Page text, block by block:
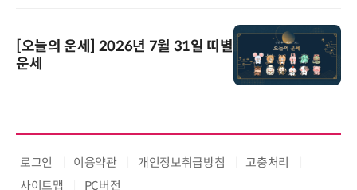
[오늘의 운세] 2026년 7월 31일 띠별
운세
로그인 이용약관 개인정보취급방침
고충처리
사이트맵
PC버전